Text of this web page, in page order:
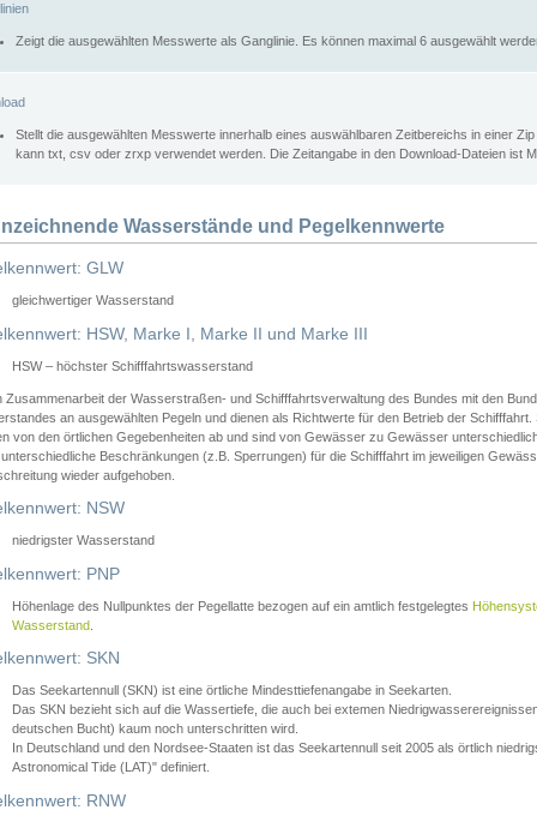
Zeigt die ausgewählten Messwerte als Ganglinie. Es können maximal 6 ausgewählt
Stellt die ausgewählten Messwerte innerhalb eines auswählbaren Zeitbereichs in einer
kann txt, csv oder zrxp verwendet werden. Die Zeitangabe in den Download-Dateien ist
Wasserstände und Pegelkennwerte
GLW
gleichwertiger Wasserstand
HSW, Marke I, Marke II und Marke III
HSW – höchster Schifffahrtswasserstand
Zusammenarbeit der Wasserstraßen- und Schifffahrtsverwaltung des Bundes mit den
an ausgewählten Pegeln und dienen als Richtwerte für den Betrieb der
von den örtlichen Gegebenheiten ab und sind von Gewässer zu Gewässer
Beschränkungen (z.B. Sperrungen) für die Schifffahrt im jeweiligen
wieder aufgehoben.
NSW
niedrigster Wasserstand
PNP
Höhenlage des Nullpunktes der Pegellatte bezogen auf ein amtlich festgelegtes
Wasserstand
SKN
Das Seekartennull (SKN) ist eine örtliche Mindesttiefenangabe in Seekarten.
Das SKN bezieht sich auf die Wassertiefe, die auch bei extemen
deutschen Bucht) kaum noch unterschritten wird.
In Deutschland und den Nordsee-Staaten ist das Seekartennull seit 2005 als örtlich
Astronomical Tide (LAT)" definiert.
RNW